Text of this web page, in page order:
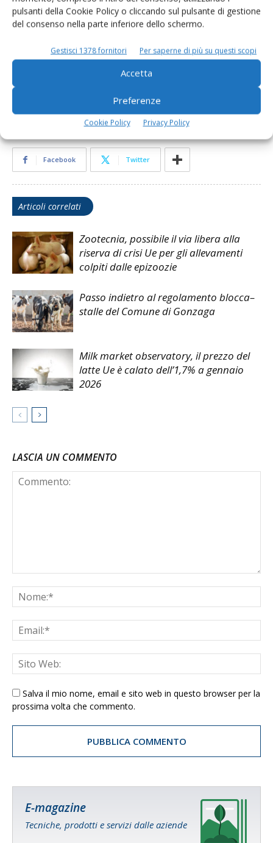
pulsanti della Cookie Policy o cliccando sul pulsante di gestione
del consenso nella parte inferiore dello schermo.
Gestisci 1378 fornitori Per saperne di più su questi scopi
Accetta
Preferenze
Cookie Policy Privacy Policy
Scarica il file:Quote latte, si arrende anche la Corte di conti
Quote latte. Italia entro i limiti
Facebook Twitter
Articoli correlati
Zootecnia, possibile il via libera alla
riserva di crisi Ue per gli allevamenti
colpiti dalle epizoozie
Passo indietro al regolamento blocca–
stalle del Comune di Gonzaga
Milk market observatory, il prezzo del
latte Ue è calato dell’1,7% a gennaio
2026
LASCIA UN COMMENTO
Salva il mio nome, email e sito web in questo browser per la
prossima volta che commento.
E-magazine
Tecniche, prodotti e servizi dalle aziende